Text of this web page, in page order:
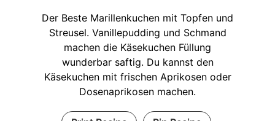
Der Beste Marillenkuchen mit Topfen und
Streusel. Vanillepudding und Schmand
machen die Käsekuchen Füllung
wunderbar saftig. Du kannst den
Käsekuchen mit frischen Aprikosen oder
Dosenaprikosen machen.